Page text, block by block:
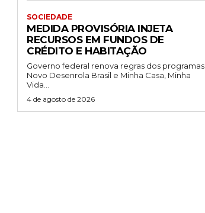
SOCIEDADE
MEDIDA PROVISÓRIA INJETA
RECURSOS EM FUNDOS DE
CRÉDITO E HABITAÇÃO
Governo federal renova regras dos programas
Novo Desenrola Brasil e Minha Casa, Minha
Vida...
4 de agosto de 2026